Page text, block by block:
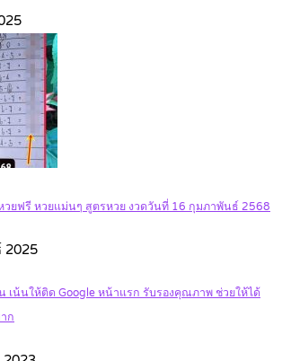
วยฟรี หวยแม่นๆ สูตรหวย งวดวันที่ 16 กุมภาพันธ์ 2568
2025
เน้นให้ติด Google หน้าแรก รับรองคุณภาพ ช่วยให้ได้
ก